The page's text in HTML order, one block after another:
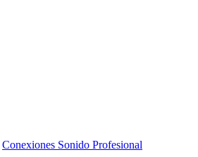
Conexiones Sonido Profesional